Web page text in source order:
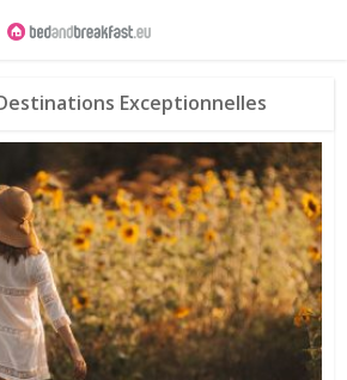
Exceptionnelles